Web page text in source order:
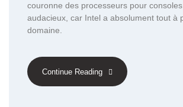
couronne des processeurs pour
audacieux, car Intel a absolument tout à
domaine.
Continue Reading